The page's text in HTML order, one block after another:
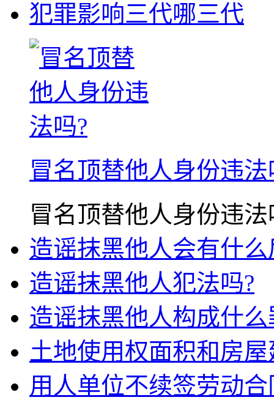
犯罪影响三代哪三代
冒名顶替他人身份违法
冒名顶替他人身份违法
造谣抹黑他人会有什么
造谣抹黑他人犯法吗?
造谣抹黑他人构成什么
土地使用权面积和房
用人单位不续签劳动合